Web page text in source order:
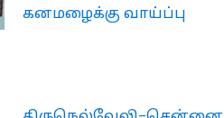
கனமழைக்கு வாய்ப்பு